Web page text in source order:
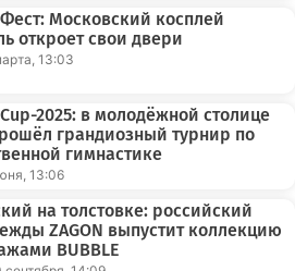
Московский косплей
откроет свои двери
13:03
2025: в молодёжной столице
грандиозный турнир по
гимнастике
13:06
на толстовке: российский
ZAGON выпустит коллекцию
BUBBLE